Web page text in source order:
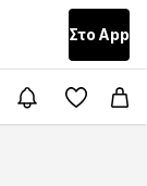
Στο Αpp